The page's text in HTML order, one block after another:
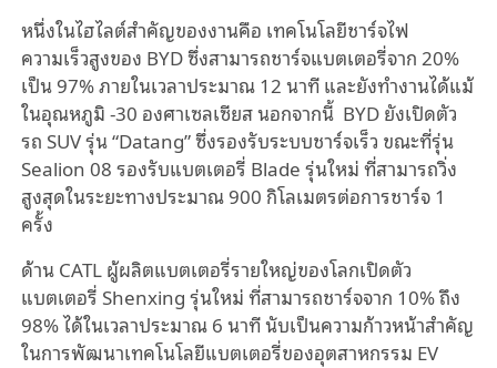
หนึ่งในไฮไลต์สำคัญของงานคือ เทคโนโลยีชาร์จไฟ
ความเร็วสูงของ BYD ซึ่งสามารถชาร์จแบตเตอรี่จาก 20%
เป็น 97% ภายในเวลาประมาณ 12 นาที และยังทำงานได้แม้
ในอุณหภูมิ −30 องศาเซลเซียส นอกจากนี้ BYD ยังเปิดตัว
รถ SUV รุ่น “Datang” ซึ่งรองรับระบบชาร์จเร็ว ขณะที่รุ่น
Sealion 08 รองรับแบตเตอรี่ Blade รุ่นใหม่ ที่สามารถวิ่ง
สูงสุดในระยะทางประมาณ 900 กิโลเมตรต่อการชาร์จ 1
ครั้ง
ด้าน CATL ผู้ผลิตแบตเตอรี่รายใหญ่ของโลกเปิดตัว
แบตเตอรี่ Shenxing รุ่นใหม่ ที่สามารถชาร์จจาก 10% ถึง
98% ได้ในเวลาประมาณ 6 นาที นับเป็นความก้าวหน้าสำคัญ
ในการพัฒนาเทคโนโลยีแบตเตอรี่ของอุตสาหกรรม EV